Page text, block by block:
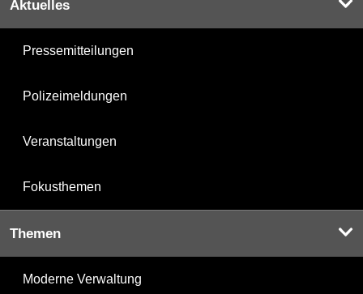
Aktuelles
Pressemitteilungen
Polizeimeldungen
Veranstaltungen
Fokusthemen
Themen
Moderne Verwaltung